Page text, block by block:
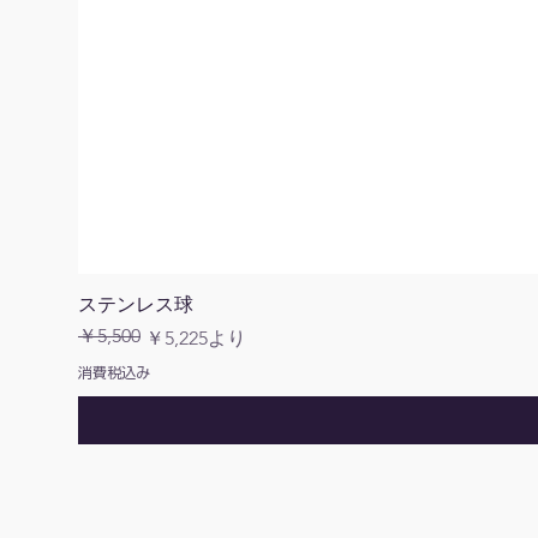
ステンレス球
通常価格
￥5,500 ￥5,225より
セール価格
消費税込み